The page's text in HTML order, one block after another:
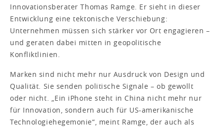
Innovationsberater Thomas Ramge. Er sieht in dieser
Entwicklung eine tektonische Verschiebung:
Unternehmen müssen sich stärker vor Ort engagieren –
und geraten dabei mitten in geopolitische
Konfliktlinien.
Marken sind nicht mehr nur Ausdruck von Design und
Qualität. Sie senden politische Signale – ob gewollt
oder nicht. „Ein iPhone steht in China nicht mehr nur
für Innovation, sondern auch für US-amerikanische
Technologiehegemonie“, meint Ramge, der auch als